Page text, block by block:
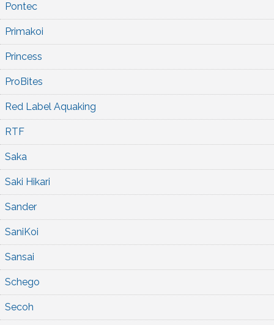
Pontec
Primakoi
Princess
ProBites
Red Label Aquaking
RTF
Saka
Saki Hikari
Sander
SaniKoi
Sansai
Schego
Secoh